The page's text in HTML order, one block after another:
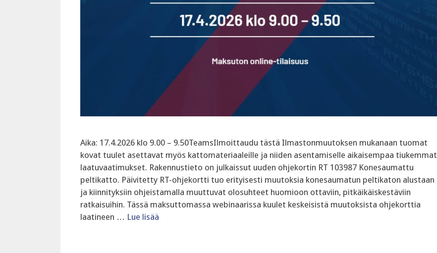
Aika: 17.4.2026 klo 9.00 – 9.50TeamsIlmoittaudu tästä Ilmastonmuutoksen mukanaan tuomat
kovat tuulet asettavat myös kattomateriaaleille ja niiden asentamiselle aikaisempaa tiukemmat
laatuvaatimukset. ‍Rakennustieto on julkaissut uuden ohjekortin RT 103987 Konesaumattu
peltikatto. Päivitetty RT-ohjekortti tuo erityisesti muutoksia konesaumatun peltikaton alustaan
ja kiinnityksiin ohjeistamalla muuttuvat olosuhteet huomioon ottaviin, pitkäikäiskestäviin
ratkaisuihin. ‍Tässä maksuttomassa webinaarissa kuulet keskeisistä muutoksista ohjekorttia
laatineen … Lue lisää